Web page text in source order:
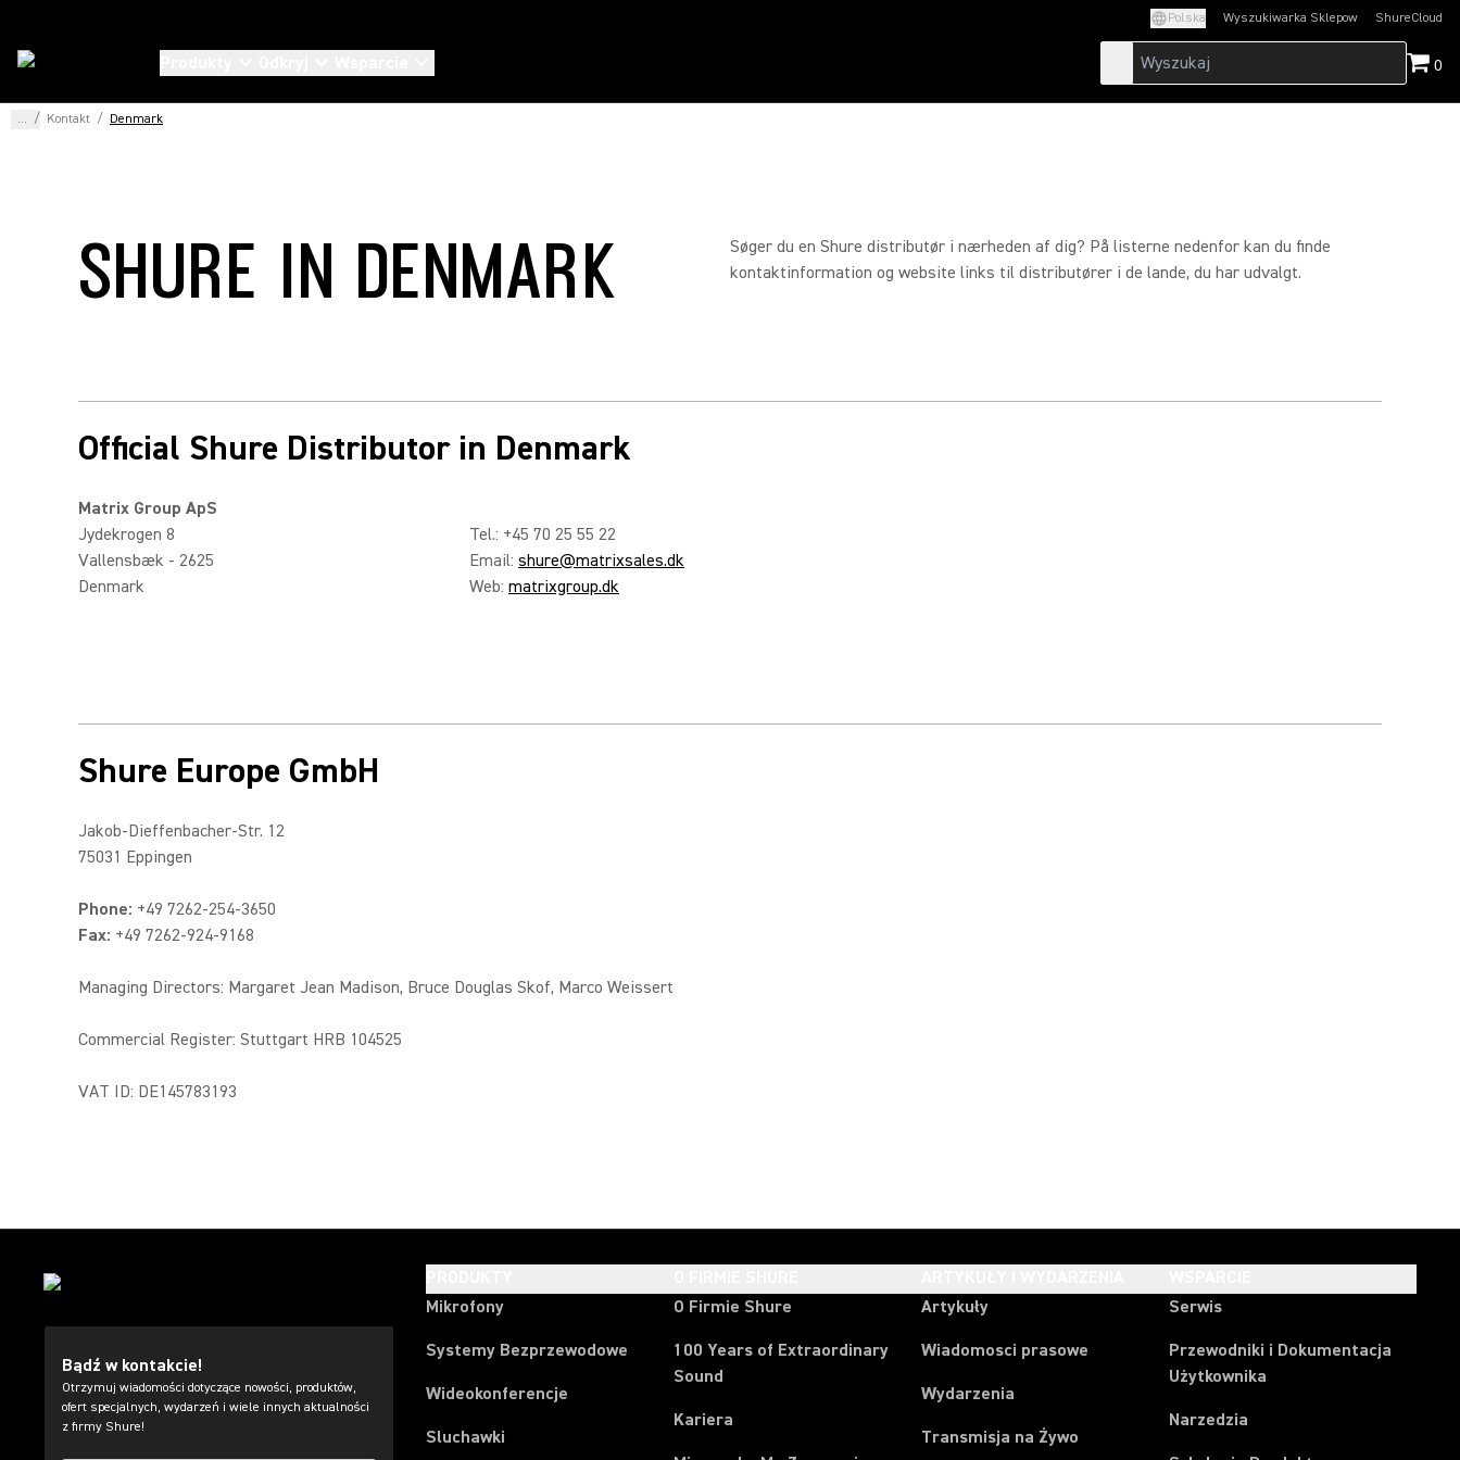
Polska Wyszukiwarka Sklepow ShureCloud
(Opens in a new
0
... / Kontakt / Denmark
SHURE IN DENMARK
Søger du en Shure distributør i nærheden af dig? På listerne nedenfor kan du finde
kontaktinformation og website links til distributører i de lande, du har udvalgt.
Official Shure Distributor in Denmark
Matrix Group ApS
Jydekrogen 8
Vallensbæk - 2625
Denmark
Tel.: +45 70 25 55 22
Email: shure@matrixsales.dk
Web: matrixgroup.dk
Shure Europe GmbH
Jakob-Dieffenbacher-Str. 12
75031 Eppingen
Phone: +49 7262-254-3650
Fax: +49 7262-924-9168
Managing Directors: Margaret Jean Madison, Bruce Douglas Skof, Marco Weissert
Commercial Register: Stuttgart HRB 104525
VAT ID: DE145783193
Bądź w kontakcie!
Otrzymuj wiadomości dotyczące nowości, produktów,
ofert specjalnych, wydarzeń i wiele innych aktualności
z firmy Shure!
Mikrofony
Systemy Bezprzewodowe
Wideokonferencje
Sluchawki
O Firmie Shure
100 Years of Extraordinary
Sound
Kariera
Artykuły
Wiadomosci prasowe
Wydarzenia
Transmisja na Żywo
Serwis
Przewodniki i Dokumentacja
Użytkownika
Narzedzia